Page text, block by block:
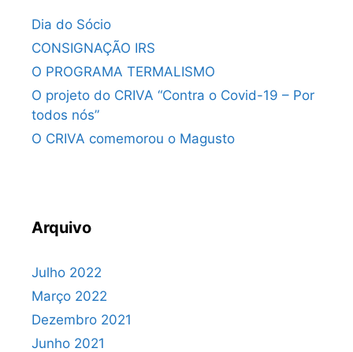
Dia do Sócio
CONSIGNAÇÃO IRS
O PROGRAMA TERMALISMO
O projeto do CRIVA “Contra o Covid-19 – Por
todos nós”
O CRIVA comemorou o Magusto
Arquivo
Julho 2022
Março 2022
Dezembro 2021
Junho 2021